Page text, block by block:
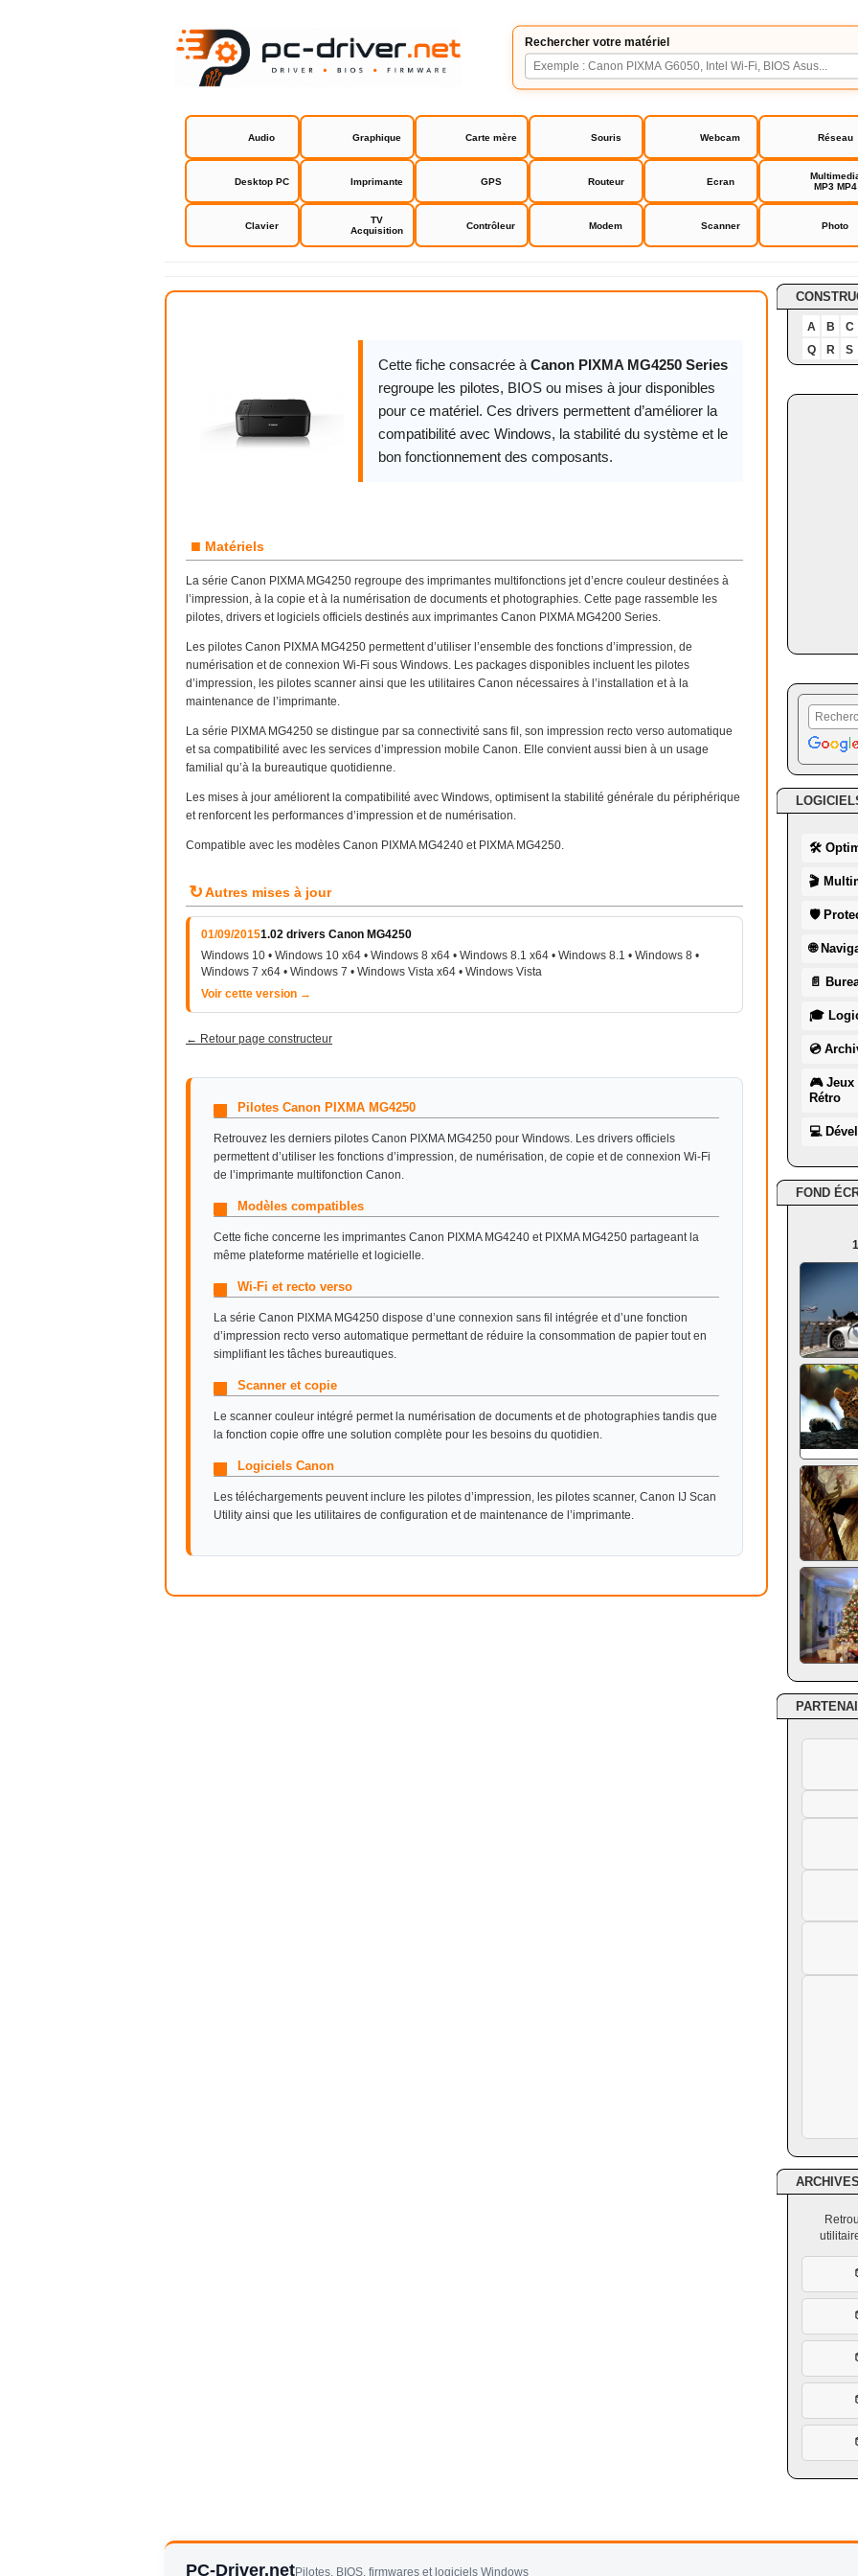
Rechercher votre matériel
Audio Graphique Carte mère Souris Webcam Réseau
Desktop PC Imprimante GPS Routeur Ecran
MP3 MP4
Clavier
TV
Acquisition
Contrôleur Modem Scanner Photo
Canon PIXMA MG4250 Series
Cette fiche consacrée à Canon PIXMA MG4250 Series
regroupe les pilotes, BIOS ou mises à jour disponibles
pour ce matériel. Ces drivers permettent d’améliorer la
compatibilité avec Windows, la stabilité du système et le
bon fonctionnement des composants.
■ Matériels
La série Canon PIXMA MG4250 regroupe des imprimantes multifonctions jet d’encre couleur destinées à
l’impression, à la copie et à la numérisation de documents et photographies. Cette page rassemble les
pilotes, drivers et logiciels officiels destinés aux imprimantes Canon PIXMA MG4200 Series.
Les pilotes Canon PIXMA MG4250 permettent d’utiliser l’ensemble des fonctions d’impression, de
numérisation et de connexion Wi-Fi sous Windows. Les packages disponibles incluent les pilotes
d’impression, les pilotes scanner ainsi que les utilitaires Canon nécessaires à l’installation et à la
maintenance de l’imprimante.
La série PIXMA MG4250 se distingue par sa connectivité sans fil, son impression recto verso automatique
et sa compatibilité avec les services d’impression mobile Canon. Elle convient aussi bien à un usage
familial qu’à la bureautique quotidienne.
Les mises à jour améliorent la compatibilité avec Windows, optimisent la stabilité générale du périphérique
et renforcent les performances d’impression et de numérisation.
Compatible avec les modèles Canon PIXMA MG4240 et PIXMA MG4250.
↻Autres mises à jour
01/09/20151.02 drivers Canon MG4250
Windows 10 • Windows 10 x64 • Windows 8 x64 • Windows 8.1 x64 • Windows 8.1 • Windows 8 •
Windows 7 x64 • Windows 7 • Windows Vista x64 • Windows Vista
Voir cette version →
← Retour page constructeur
Pilotes Canon PIXMA MG4250
Retrouvez les derniers pilotes Canon PIXMA MG4250 pour Windows. Les drivers officiels
permettent d’utiliser les fonctions d’impression, de numérisation, de copie et de connexion Wi-Fi
de l’imprimante multifonction Canon.
Modèles compatibles
Cette fiche concerne les imprimantes Canon PIXMA MG4240 et PIXMA MG4250 partageant la
même plateforme matérielle et logicielle.
Wi-Fi et recto verso
La série Canon PIXMA MG4250 dispose d’une connexion sans fil intégrée et d’une fonction
d’impression recto verso automatique permettant de réduire la consommation de papier tout en
simplifiant les tâches bureautiques.
Scanner et copie
Le scanner couleur intégré permet la numérisation de documents et de photographies tandis que
la fonction copie offre une solution complète pour les besoins du quotidien.
Logiciels Canon
Les téléchargements peuvent inclure les pilotes d’impression, les pilotes scanner, Canon IJ Scan
Utility ainsi que les utilitaires de configuration et de maintenance de l’imprimante.
A B
C
Q
R S
🛠
🎬
🛡
🌐
📄
🎓
💿
🎮 Jeux
Rétro
💻
FOND
PC-Driver.netPilotes, BIOS, firmwares et logiciels Windows